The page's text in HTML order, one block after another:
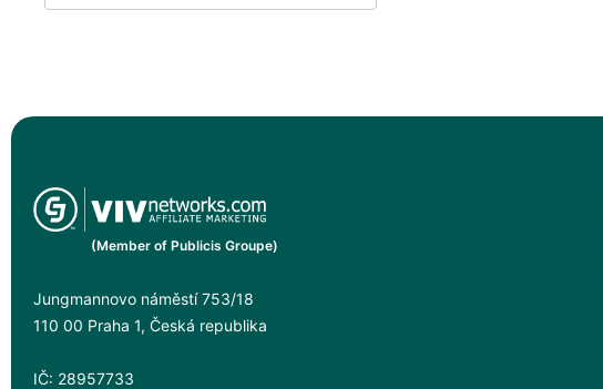
(Member of Publicis Groupe)
Jungmannovo náměstí 753/18
110 00 Praha 1, Česká republika
IČ: 28957733